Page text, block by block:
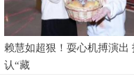
赖慧如超狠！耍心机搏演出
认“藏